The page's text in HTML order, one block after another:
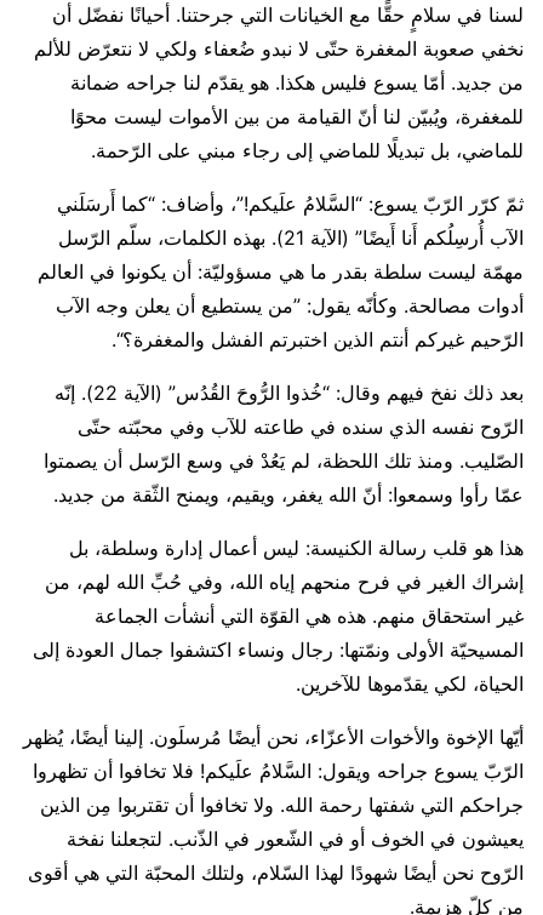
لسنا في سلامٍ حقًّا مع الخيانات التي جرحتنا. أحيانًا نفضّل أن
نخفي صعوبة المغفرة حتّى لا نبدو ضُعفاء ولكي لا نتعرّض للألم
من جديد. أمّا يسوع فليس هكذا. هو يقدّم لنا جراحه ضمانة
للمغفرة، ويُبيّن لنا أنّ القيامة من بين الأموات ليست محوًا
للماضي، بل تبديلًا للماضي إلى رجاء مبني على الرّحمة.
ثمّ كرّر الرّبّ يسوع: “السَّلامُ علَيكم!”، وأضاف: “كما أَرسَلَني
الآب أُرسِلُكم أَنا أَيضًا” (الآية 21). بهذه الكلمات، سلّم الرّسل
مهمّة ليست سلطة بقدر ما هي مسؤوليّة: أن يكونوا في العالم
أدوات مصالحة. وكأنّه يقول: ”من يستطيع أن يعلن وجه الآب
الرّحيم غيركم أنتم الذين اختبرتم الفشل والمغفرة؟“.
بعد ذلك نفخ فيهم وقال: “خُذوا الرُّوحَ القُدُس” (الآية 22). إنّه
الرّوح نفسه الذي سنده في طاعته للآب وفي محبّته حتّى
الصّليب. ومنذ تلك اللحظة، لم يَعُدْ في وسع الرّسل أن يصمتوا
عمّا رأوا وسمعوا: أنّ الله يغفر، ويقيم، ويمنح الثّقة من جديد.
هذا هو قلب رسالة الكنيسة: ليس أعمال إدارة وسلطة، بل
إشراك الغير في فرح منحهم إياه الله، وفي حُبِّ الله لهم، من
غير استحقاق منهم. هذه هي القوّة التي أنشأت الجماعة
المسيحيّة الأولى ونمّتها: رجال ونساء اكتشفوا جمال العودة إلى
الحياة، لكي يقدّموها للآخرين.
أيّها الإخوة والأخوات الأعزّاء، نحن أيضًا مُرسلَون. إلينا أيضًا، يُظهر
الرّبّ يسوع جراحه ويقول: السَّلامُ علَيكم! فلا تخافوا أن تظهروا
جراحكم التي شفتها رحمة الله. ولا تخافوا أن تقتربوا مِن الذين
يعيشون في الخوف أو في الشّعور في الذّنب. لتجعلنا نفخة
الرّوح نحن أيضًا شهودًا لهذا السّلام، ولتلك المحبّة التي هي أقوى
من كلّ هزيمة.